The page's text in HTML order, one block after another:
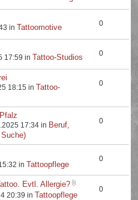
in Tattoomotive 0
17:59 in Tattoo-Studios 0
18:15 in Tattoo-
0
17:34 in Beruf,
0
in Tattoopflege
0
Evtl. Allergie?
20:39 in Tattoopflege
0